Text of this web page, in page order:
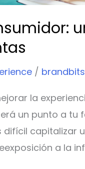
/ brandbits
la
un punto a tu
capitalizar
a la